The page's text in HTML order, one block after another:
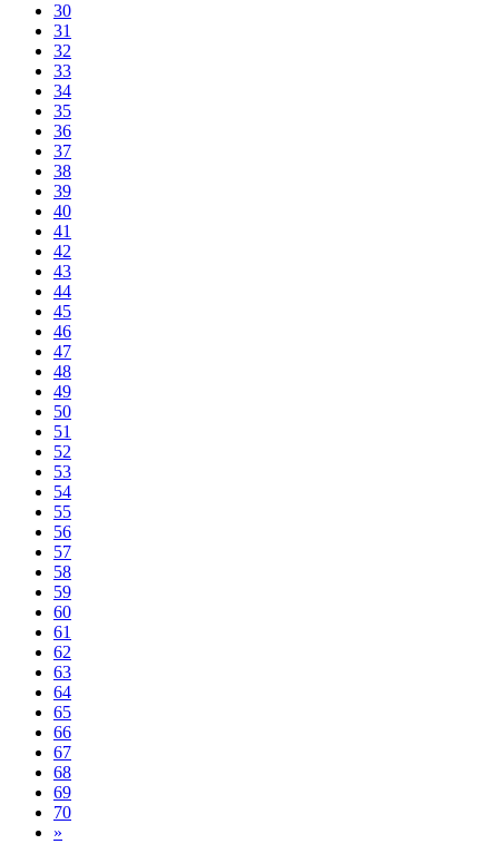
30
31
32
33
34
35
36
37
38
39
40
41
42
43
44
45
46
47
48
49
50
51
52
53
54
55
56
57
58
59
60
61
62
63
64
65
66
67
68
69
70
»